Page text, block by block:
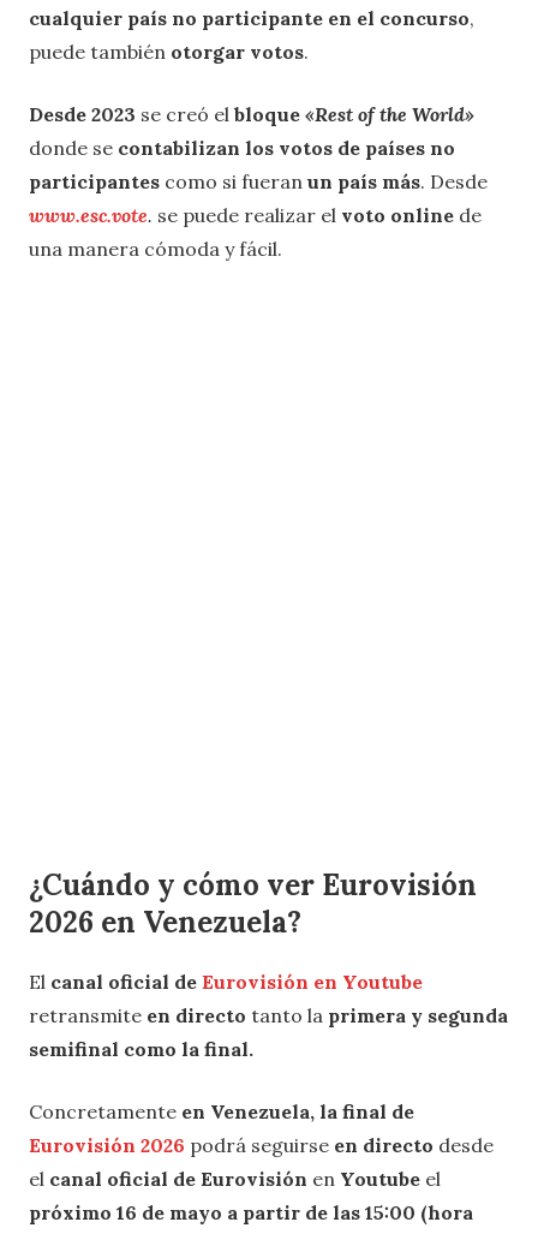
cualquier país no participante en el concurso,
puede también otorgar votos.
Desde 2023 se creó el bloque «Rest of the World»
donde se contabilizan los votos de países no
participantes como si fueran un país más. Desde
www.esc.vote. se puede realizar el voto online de
una manera cómoda y fácil.
¿Cuándo y cómo ver Eurovisión
2026 en Venezuela?
El canal oficial de Eurovisión en Youtube
retransmite en directo tanto la primera y segunda
semifinal como la final.
Concretamente en Venezuela, la final de
Eurovisión 2026 podrá seguirse en directo desde
el canal oficial de Eurovisión en Youtube el
próximo 16 de mayo a partir de las 15:00 (hora